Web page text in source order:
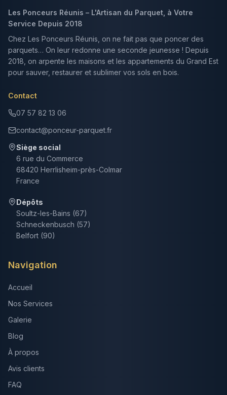
Les Ponceurs Réunis – L'Artisan du Parquet, à Votre
Service Depuis 2018
Chez Les Ponceurs Réunis, on ne fait pas que poncer des
parquets… On leur redonne une seconde jeunesse ! Depuis
2018, on arpente les maisons et les appartements du Grand Est
pour sauver, restaurer et sublimer vos sols en bois.
Contact
07 57 82 13 06
contact@ponceur-parquet.fr
Siège social
6 rue du Commerce
68420 Herrlisheim-près-Colmar
France
Dépôts
Soultz-les-Bains (67)
Schneckenbusch (57)
Belfort (90)
Navigation
Accueil
Nos Services
Galerie
Blog
À propos
Avis clients
FAQ